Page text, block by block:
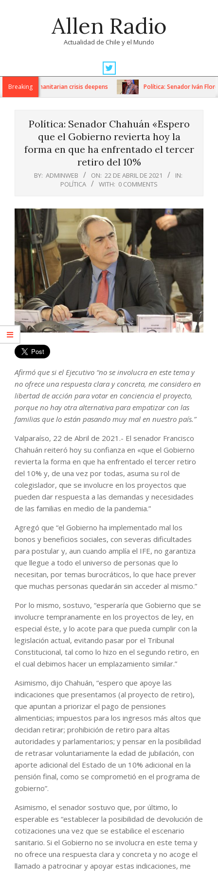
Allen Radio
Actualidad de Chile y el Mundo
Navigation
MenuBreaking
as humanitarian crisis deepens Política: Senador Iván Flores
Política: Senador Chahuán «Espero
que el Gobierno revierta hoy la
forma en que ha enfrentado el tercer
retiro del 10%
BY: ADMINWEB ON: 22 DE ABRIL DE 2021
IN:
POLÍTICA
WITH: 0 COMMENTS
Afirmó que si el Ejecutivo “no se involucra en este tema y
no ofrece una respuesta clara y concreta, me considero en
libertad de acción para votar en conciencia el proyecto,
porque no hay otra alternativa para empatizar con las
familias que lo están pasando muy mal en nuestro país.”
Valparaíso, 22 de Abril de 2021.- El senador Francisco
Chahuán reiteró hoy su confianza en «que el Gobierno
revierta la forma en que ha enfrentado el tercer retiro
del 10% y, de una vez por todas, asuma su rol de
colegislador, que se involucre en los proyectos que
pueden dar respuesta a las demandas y necesidades
de las familias en medio de la pandemia.”
Agregó que “el Gobierno ha implementado mal los
bonos y beneficios sociales, con severas dificultades
para postular y, aun cuando amplía el IFE, no garantiza
que llegue a todo el universo de personas que lo
necesitan, por temas burocráticos, lo que hace prever
que muchas personas quedarán sin acceder al mismo.”
Por lo mismo, sostuvo, “esperaría que Gobierno que se
involucre tempranamente en los proyectos de ley, en
especial éste, y lo acote para que pueda cumplir con la
legislación actual, evitando pasar por el Tribunal
Constitucional, tal como lo hizo en el segundo retiro, en
el cual debimos hacer un emplazamiento similar.”
Asimismo, dijo Chahuán, “espero que apoye las
indicaciones que presentamos (al proyecto de retiro),
que apuntan a priorizar el pago de pensiones
alimenticias; impuestos para los ingresos más altos que
decidan retirar; prohibición de retiro para altas
autoridades y parlamentarios; y pensar en la posibilidad
de retrasar voluntariamente la edad de jubilación, con
aporte adicional del Estado de un 10% adicional en la
pensión final, como se comprometió en el programa de
gobierno”.
Asimismo, el senador sostuvo que, por último, lo
esperable es “establecer la posibilidad de devolución de
cotizaciones una vez que se estabilice el escenario
sanitario. Si el Gobierno no se involucra en este tema y
no ofrece una respuesta clara y concreta y no acoge el
llamado a patrocinar y apoyar estas indicaciones, me